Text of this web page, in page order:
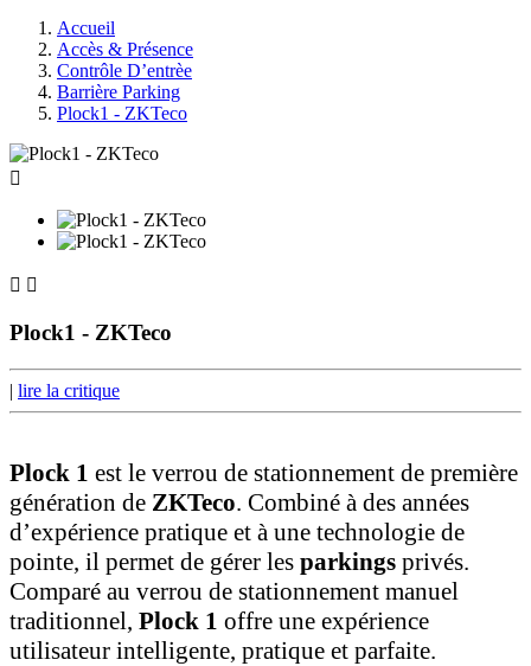
Accueil
Accès & Présence
Contrôle D’entrèe
Barrière Parking
Plock1 - ZKTeco

 
Plock1 - ZKTeco
| lire la critique
Plock 1 est le verrou de stationnement de première
génération de ZKTeco. Combiné à des années
d’expérience pratique et à une technologie de
pointe, il permet de gérer les parkings privés.
Comparé au verrou de stationnement manuel
traditionnel, Plock 1 offre une expérience
utilisateur intelligente, pratique et parfaite.